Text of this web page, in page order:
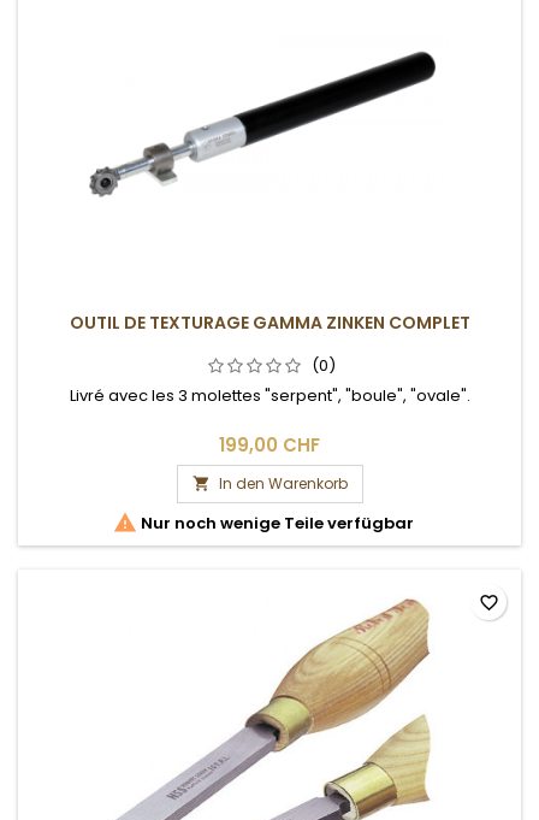
OUTIL DE TEXTURAGE GAMMA ZINKEN COMPLET
(0)
Livré avec les 3 molettes "serpent", "boule", "ovale".
199,00 CHF
 In den Warenkorb
 Nur noch wenige Teile verfügbar
favorite_border